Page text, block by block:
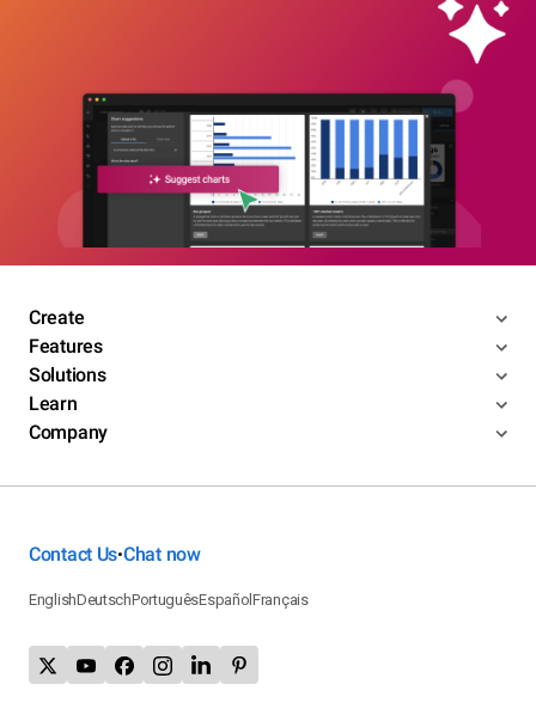
Create
Features
Solutions
Learn
Company
Contact Us•Chat now
EnglishDeutschPortuguêsEspañolFrançais